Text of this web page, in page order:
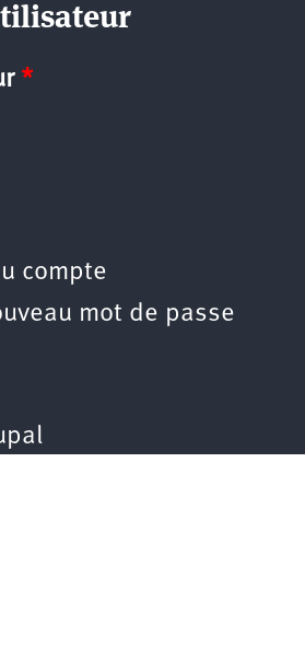
*
compte
mot de passe